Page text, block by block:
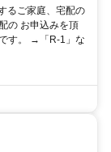
るご家庭、宅配の
の お申込みを頂
す。 →「R-1」な